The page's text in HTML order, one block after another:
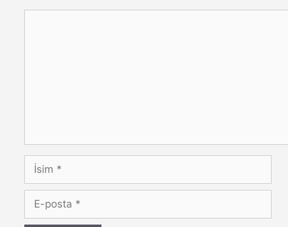
İsim
posta